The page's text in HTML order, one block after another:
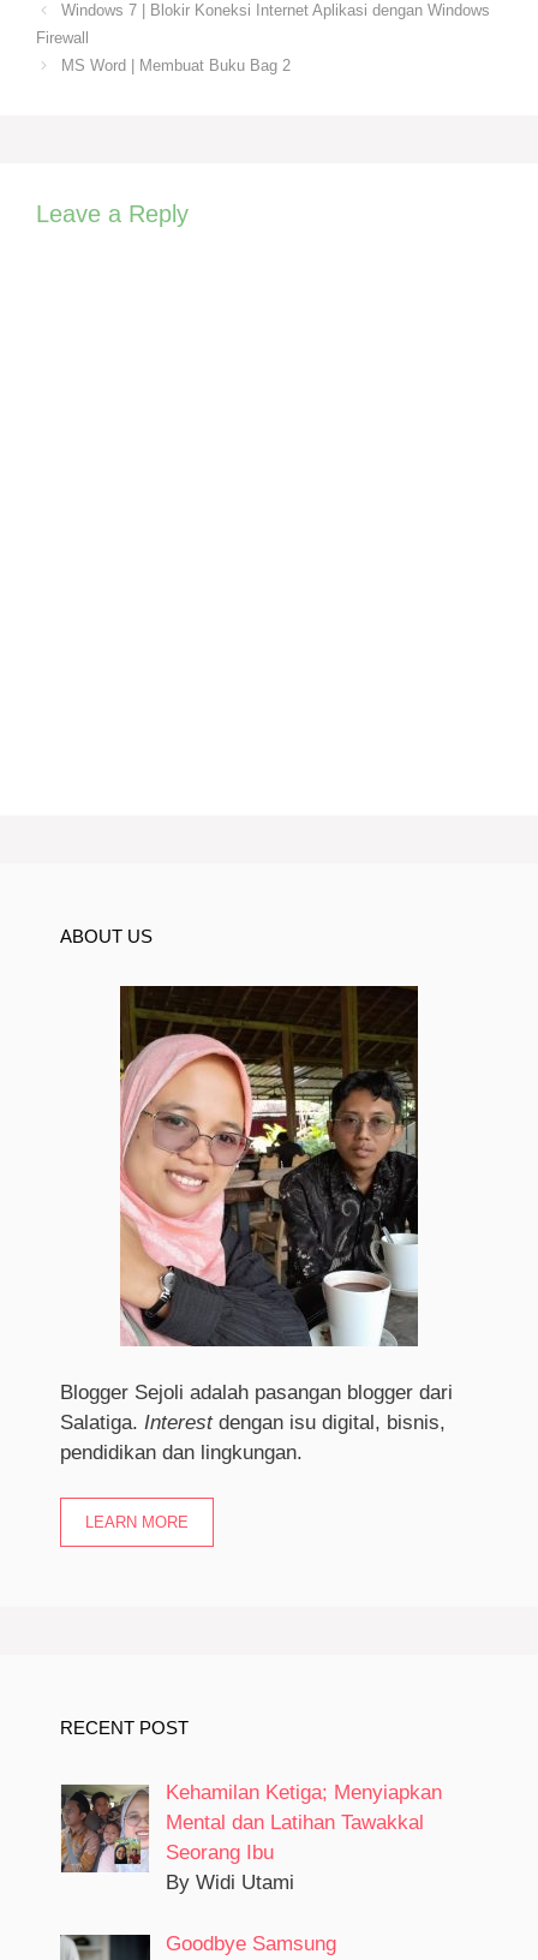
Windows 7 | Blokir Koneksi Internet Aplikasi dengan Windows
Firewall
MS Word | Membuat Buku Bag 2
Leave a Reply
ABOUT US
Blogger Sejoli adalah pasangan blogger dari
Salatiga. Interestdengan isu digital, bisnis,
pendidikan dan lingkungan.
LEARN MORE
RECENT POST
Kehamilan Ketiga; Menyiapkan
Mental dan Latihan Tawakkal
Seorang Ibu
By Widi Utami
Goodbye Samsung